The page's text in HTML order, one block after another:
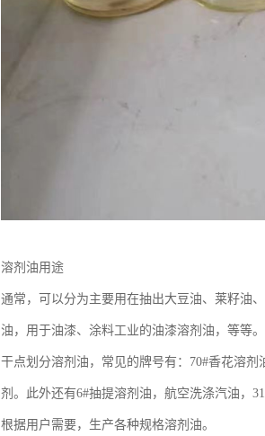
溶剂油用途
通常，可以分为主要用在抽出大豆油、莱籽油
油，用于油漆、涂料工业的油漆溶剂油，等等
干点划分溶剂油，常见的牌号有：70#香花溶剂
剂。此外还有6#抽提溶剂油，航空洗涤汽油，
根据用户需要，生产各种规格溶剂油。